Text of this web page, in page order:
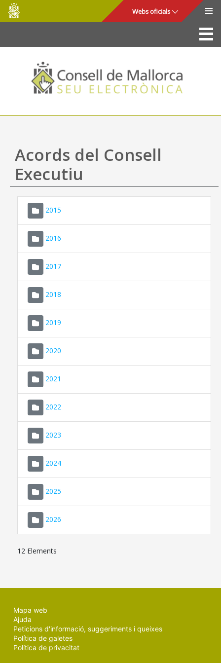
Salta al contingut principal
Consell
de
Mallorca
Webs oficials
La Seu
Consell de Mallorca
Accés i seguretat
Utilitats
Ajuda
Acords del Consell
Executiu
2015
2016
2017
2018
2019
2020
2021
2022
2023
2024
2025
2026
12 Elements
Mapa web
Ajuda
Peticions d'informació, suggeriments i queixes
Política de galetes
Política de privacitat